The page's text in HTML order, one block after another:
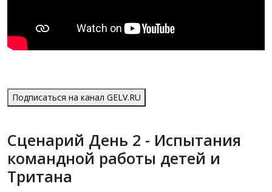
Подписаться на канал GELV.RU
Сценарий День 2 - Испытания
командной работы детей и
Тритана